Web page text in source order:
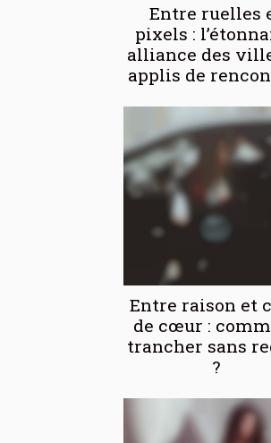
Entre ruelles
pixels :
alliance des
applis de
Entre raison et
de cœur :
trancher sans
?